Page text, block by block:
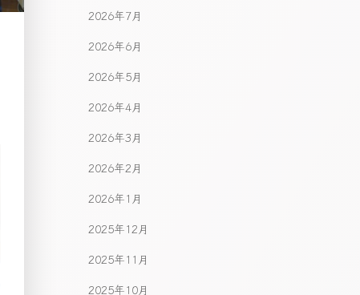
2026年7月
2026年6月
2026年5月
2026年4月
2026年3月
2026年2月
2026年1月
2025年12月
2025年11月
2025年10月